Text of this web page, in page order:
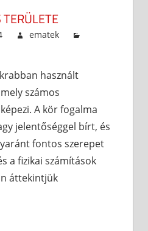
TERÜLETE
ematek
használt
számos
A kör fogalma
jelentőséggel bírt, és
fontos szerepet
a fizikai számítások
áttekintjük